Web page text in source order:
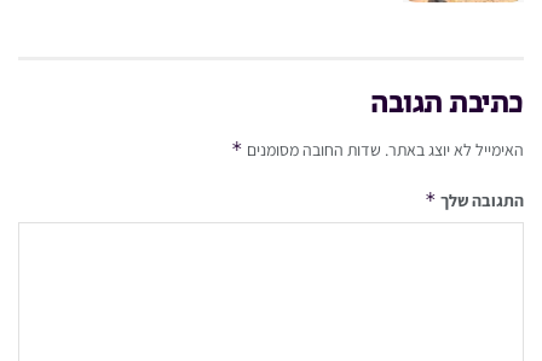
כתיבת תגובה
האימייל לא יוצג באתר. שדות החובה מסומנים *
התגובה שלך *